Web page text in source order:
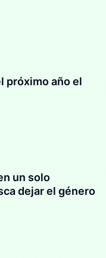
próximo año el
un solo
dejar el género